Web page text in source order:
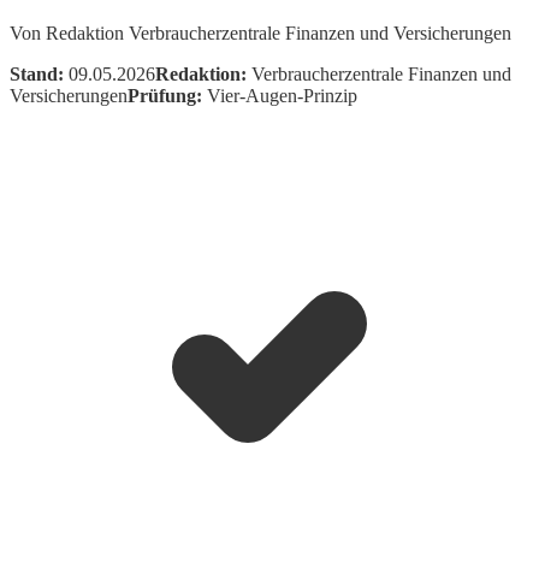
Von Redaktion Verbraucherzentrale Finanzen und Versicherungen
Stand: 09.05.2026Redaktion: Verbraucherzentrale Finanzen und
VersicherungenPrüfung: Vier-Augen-Prinzip